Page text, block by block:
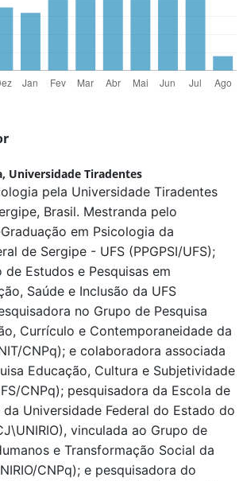
Universidade Tiradentes
pela Universidade Tiradentes
Brasil. Mestranda pelo
em Psicologia da
de Sergipe - UFS (PPGPSI/UFS);
Estudos e Pesquisas em
Saúde e Inclusão da UFS
no Grupo de Pesquisa
Currículo e Contemporaneidade da
CNPq); e colaboradora associada
Educação, Cultura e Subjetividade
CNPq); pesquisadora da Escola de
Universidade Federal do Estado do
vinculada ao Grupo de
e Transformação Social da
CNPq); e pesquisadora do